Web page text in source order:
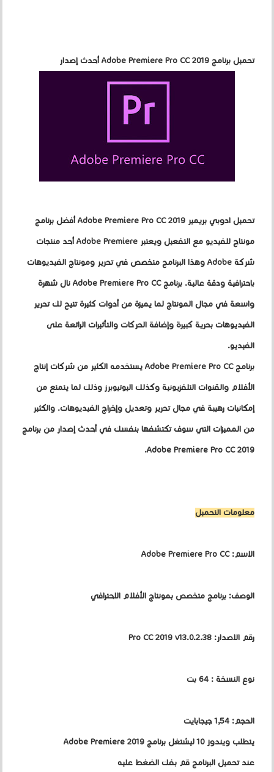
تحميل برنامج Adobe Premiere Pro CC 2019 أحدث إصدار
تحميل ادوبي بريمير 2019 Adobe Premiere Pro CC أفضل برنامج
مونتاج للفيديو مع التفعيل ويعتبر Adobe Premiere أحد منتجات
شركة Adobe وهذا البرنامج متخصص في تحرير ومونتاج الفيديوهات
بإحترافية ودقة عالية. برنامج Adobe Premiere Pro CC نال شهرة
واسعة في مجال المونتاج لما يميزة من أدوات كثيرة تتيح لك تحرير
الفيديوهات بحرية كبيرة وإضافة الحركات والتأثيرات الرائعة على
الفيديو.
برنامج Adobe Premiere Pro CC يستخدمه الكثير من شركات إنتاج
الأفلام والقنوات التلفزيونية وكذلك اليوتيوبرز وذلك لما يتمتع من
إمكانيات رهيبة في مجال تحرير وتعديل وإخراج الفيديوهات. والكثير
من المميزات التي سوف تكتشفها بنفسك في أحدث إصدار من برنامج
Adobe Premiere Pro CC 2019.
معلومات التحميل
الاسم: Adobe Premiere Pro CC
الوصف: برنامج متخصص بمونتاج الأفلام الاحترافي
رقم الاصدار: Pro CC 2019 v13.0.2.38
نوع النسخة : 64 بت
الحجم: 1,54 جيجابايت
يتطلب ويندوز 10 ليشتغل برنامج Adobe Premiere 2019
عند تحميل البرنامج قم بفك الضغط عليه